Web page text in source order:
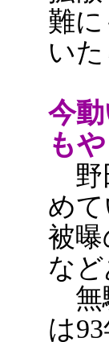
難
い
今
も
野
め
被
な
無
は